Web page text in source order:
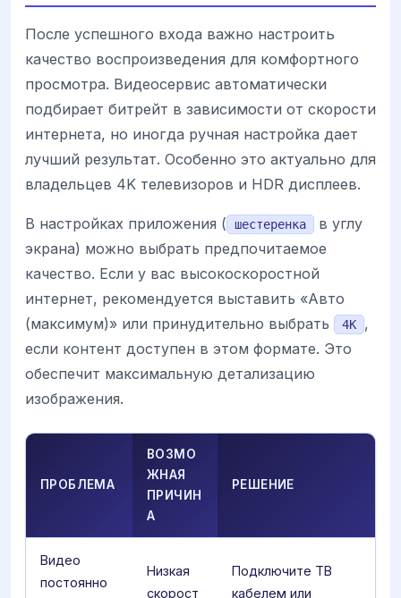
После успешного входа важно настроить
качество воспроизведения для комфортного
просмотра. Видеосервис автоматически
подбирает битрейт в зависимости от скорости
интернета, но иногда ручная настройка дает
лучший результат. Особенно это актуально для
владельцев 4K телевизоров и HDR дисплеев.
В настройках приложения ( шестеренка
в углу
экрана) можно выбрать предпочитаемое
качество. Если у вас высокоскоростной
интернет, рекомендуется выставить «Авто
(максимум)» или принудительно выбрать
4K
,
если контент доступен в этом формате. Это
обеспечит максимальную детализацию
изображения.
ПРОБЛЕМА
ВОЗМО
ЖНАЯ
ПРИЧИН
А
РЕШЕНИЕ
Видео
постоянно
Низкая
скорост
Подключите ТВ
кабелем или